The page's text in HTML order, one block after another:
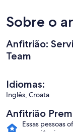
Sobre o
Anfitrião:
Team
Idiomas:
Inglês, Croata
Anfitrião
Essas pessoas